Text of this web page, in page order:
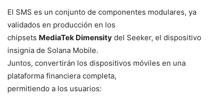
El SMS es un conjunto de componentes modulares, ya
validados en producción en los
chipsets MediaTek Dimensity del Seeker, el dispositivo
insignia de Solana Mobile.
Juntos, convertirán los dispositivos móviles en una
plataforma financiera completa,
permitiendo a los usuarios: